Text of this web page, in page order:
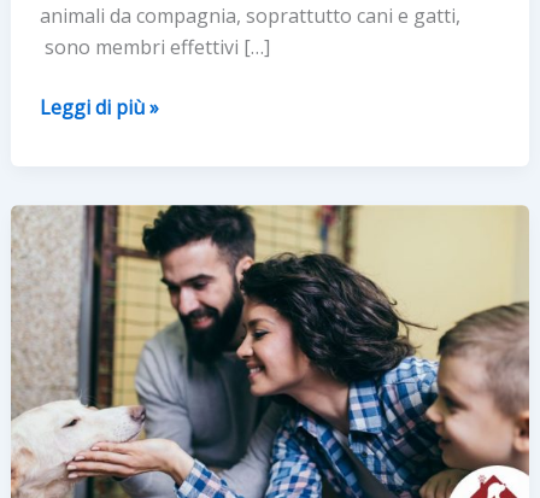
animali da compagnia, soprattutto cani e gatti,
sono membri effettivi […]
Torna
vet”,
la
campagna
per
la
cura
e
il
benessere
dei
Leggi di più »